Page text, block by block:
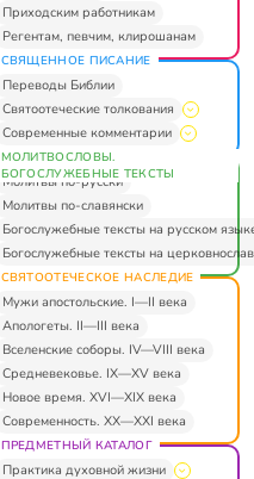
Приходским работникам
Регентам, певчим, клирошанам
СВЯЩЕННОЕ ПИСАНИЕ
Переводы Библии
Святоотеческие толкования
Современные комментарии
МОЛИТВОСЛОВЫ.
БОГОСЛУЖЕБНЫЕ ТЕКСТЫ
Молитвы по-русски
Молитвы по-славянски
Богослужебные тексты на русском
Богослужебные тексты на
СВЯТООТЕЧЕСКОЕ НАСЛЕДИЕ
Мужи апостольские. I—II века
Апологеты. II—III века
Вселенские соборы. IV—VIII века
Средневековье. IX—XV века
Новое время. XVI—XIX века
Современность. XX—XXI века
ПРЕДМЕТНЫЙ КАТАЛОГ
Практика духовной жизни